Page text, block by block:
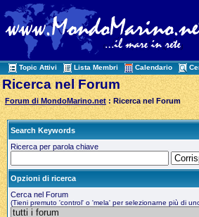
Topic Attivi Lista Membri Calendario
Ricerca nel Forum
Forum di MondoMarino.net : Ricerca nel Forum
Search Keywords
Ricerca per parola chiave
Opzioni di ricerca
Cerca nel Forum
(Tieni premuto 'control' o 'mela' per selezionarne più di